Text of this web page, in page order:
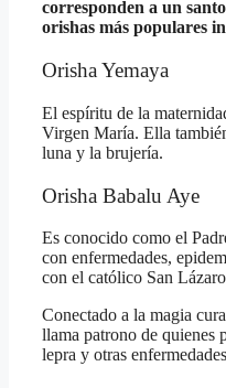
corresponden a un
orishas más populares
Orisha Yemaya
El espíritu de la
Virgen María. Ella
luna y la brujería.
Orisha Babalu Aye
Es conocido como el
con enfermedades,
con el católico San
Conectado a la magia
llama patrono de
lepra y otras